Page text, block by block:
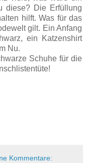
diese? Die Erfüllung
hilft. Was für das
gilt. Ein Anfang
ein Katzenshirt
Nu.
Schuhe für die
Kommentare: